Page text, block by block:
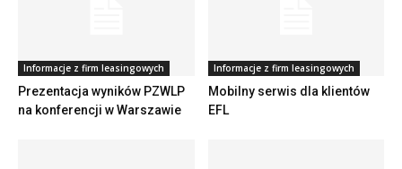
Informacje z firm leasingowych
Prezentacja wyników PZWLP
na konferencji w Warszawie
Informacje z firm leasingowych
Mobilny serwis dla klientów
EFL